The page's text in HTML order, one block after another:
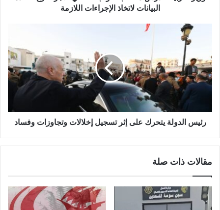
البيانات لاتخاذ الإجراءات اللازمة
رئيس الدولة يتحرك على إثر تسجيل إخلالات وتجاوزات وفساد
مقالات ذات صلة